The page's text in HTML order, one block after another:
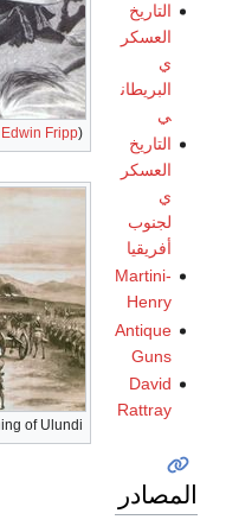
Fripp)
of Ulundi
التاريخ
العسكر
ي
البريطان
ي
التاريخ
العسكر
ي
لجنوب
أفريقيا
Martini-
Henry
Antique
Guns
David
Rattray
المصادر